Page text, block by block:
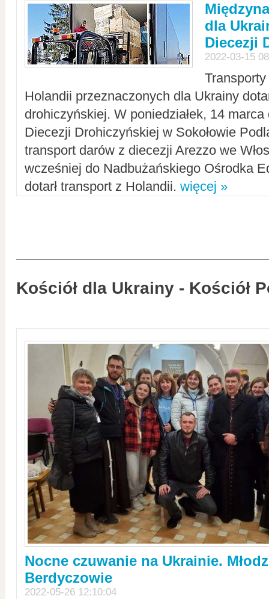
dla
Diecezji
2022-03-15
Holandii przeznaczonych dla Ukrainy
drohiczyńskiej. W poniedziałek, 14
Diecezji Drohiczyńskiej w Sokołowie
transport darów z diecezji Arezzo we
wcześniej do Nadbużańskiego Ośrodka
dotarł transport z Holandii. więcej »
Kościół dla Ukrainy - Kościół
Nocne czuwanie na Ukrainie.
Berdyczowie
2022-05-26 12:10:04